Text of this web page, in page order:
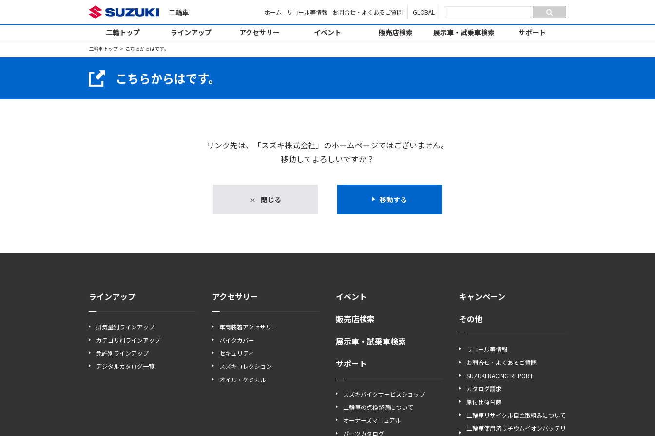
二輪車 ホーム リコール等情報 お問合せ・よくあるご質問 GLOBAL
二輪トップ ラインアップ アクセサリー イベント 販売店検索 展示車・試乗車検索 サポート
二輪車トップ こちらからはです。
こちらからはです。
リンク先は、「スズキ株式会社」のホームページではございません。
移動してよろしいですか？
閉じる 移動する
ラインアップ
排気量別ラインアップ
カテゴリ別ラインアップ
免許別ラインアップ
デジタルカタログ一覧
アクセサリー
車両装着アクセサリー
バイクカバー
セキュリティ
スズキコレクション
オイル・ケミカル
イベント
販売店検索
展示車・試乗車検索
サポート
スズキバイクサービスショップ
二輪車の点検整備について
オーナーズマニュアル
パーツカタログ
キャンペーン
その他
リコール等情報
お問合せ・よくあるご質問
SUZUKI RACING REPORT
カタログ請求
原付出荷台数
二輪車リサイクル自主取組みについて
二輪車使用済リチウムイオンバッテリ